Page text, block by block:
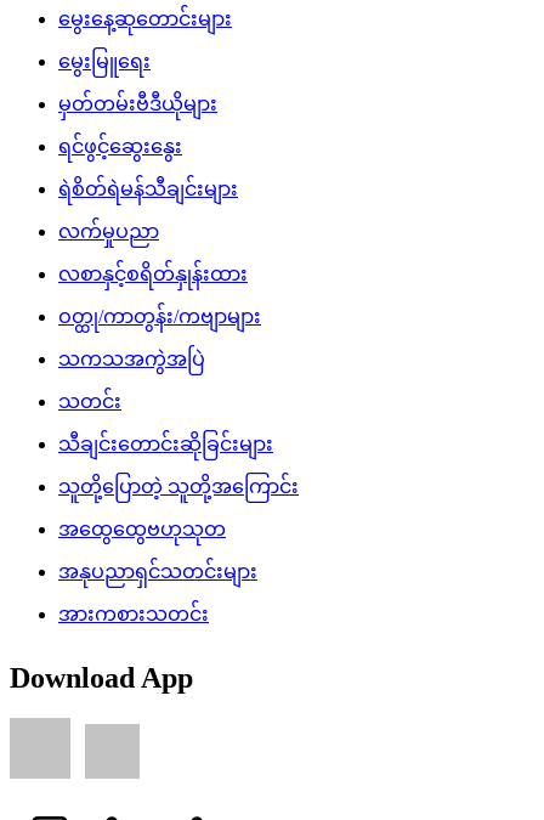
မွေးနေ့ဆုတောင်းများ
မွေးမြူရေး
မှတ်တမ်းဗီဒီယိုများ
ရင်ဖွင့်ဆွေးနွေး
ရဲစိတ်ရဲမန်သီချင်းများ
လက်မှုပညာ
လစာနှင့်စရိတ်နှုန်းထား
ဝတ္ထု/ကာတွန်း/ကဗျာများ
သကသအကွဲအပြဲ
သတင်း
သီချင်းတောင်းဆိုခြင်းများ
သူတို့ပြောတဲ့ သူတို့အကြောင်း
အထွေထွေဗဟုသုတ
အနုပညာရှင်သတင်းများ
အားကစားသတင်း
Download App